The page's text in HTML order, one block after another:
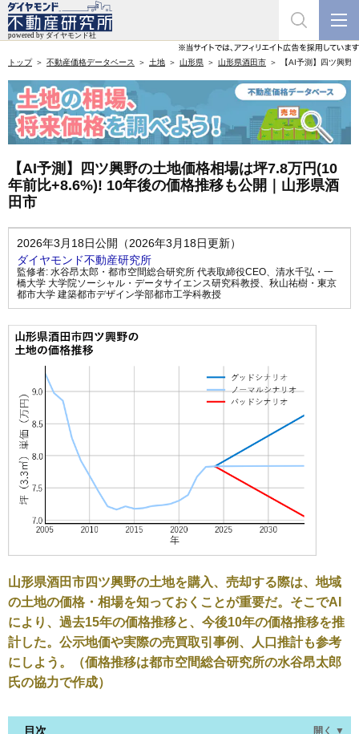
トップ 不動産価格データベース 土地 山形県 山形県酒田市 【AI予測】四ツ興
【AI予測】四ツ興野の土地価格相場は坪7.8万円(10
年前比+8.6%)! 10年後の価格推移も公開｜山形県酒
田市
2026年3月18日公開（2026年3月18日更新）
ダイヤモンド不動産研究所
監修者: 水谷昂太郎・都市空間総合研究所 代表取締役CEO、 清水千弘・一
橋大学 大学院ソーシャル・データサイエンス研究科教授、 秋山祐樹・東京
都市大学 建築都市デザイン学部都市工学科教授
山形県酒田市四ツ興野の土地を購入、売却する際は、地域
の土地の価格・相場を知っておくことが重要だ。そこでAI
により、過去15年の価格推移と、今後10年の価格推移を推
計した。公示地価や実際の売買取引事例、人口推計も参考
にしよう。（価格推移は都市空間総合研究所の水谷昂太郎
氏の協力で作成）
目次 開く ▼